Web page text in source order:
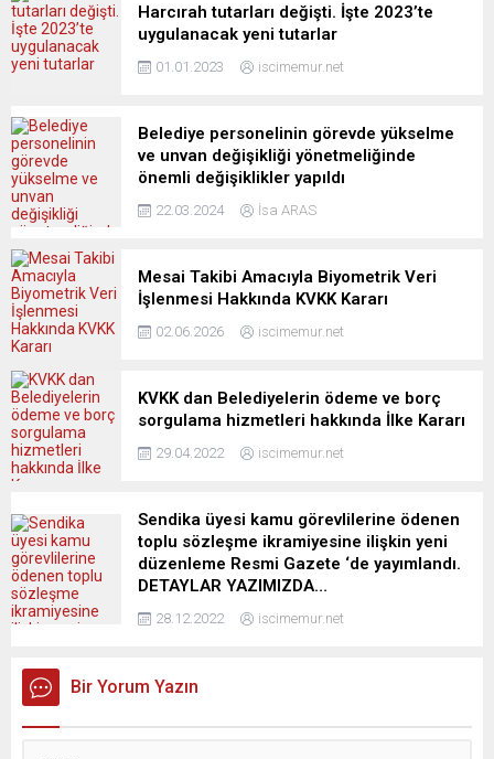
Harcırah tutarları değişti. İşte 2023’te
uygulanacak yeni tutarlar
01.01.2023 iscimemur.net
Belediye personelinin görevde yükselme
ve unvan değişikliği yönetmeliğinde
önemli değişiklikler yapıldı
22.03.2024 İsa ARAS
Mesai Takibi Amacıyla Biyometrik Veri
İşlenmesi Hakkında KVKK Kararı
02.06.2026 iscimemur.net
KVKK dan Belediyelerin ödeme ve borç
sorgulama hizmetleri hakkında İlke Kararı
29.04.2022 iscimemur.net
Sendika üyesi kamu görevlilerine ödenen
toplu sözleşme ikramiyesine ilişkin yeni
düzenleme Resmi Gazete ‘de yayımlandı.
DETAYLAR YAZIMIZDA…
28.12.2022 iscimemur.net
Bir Yorum Yazın